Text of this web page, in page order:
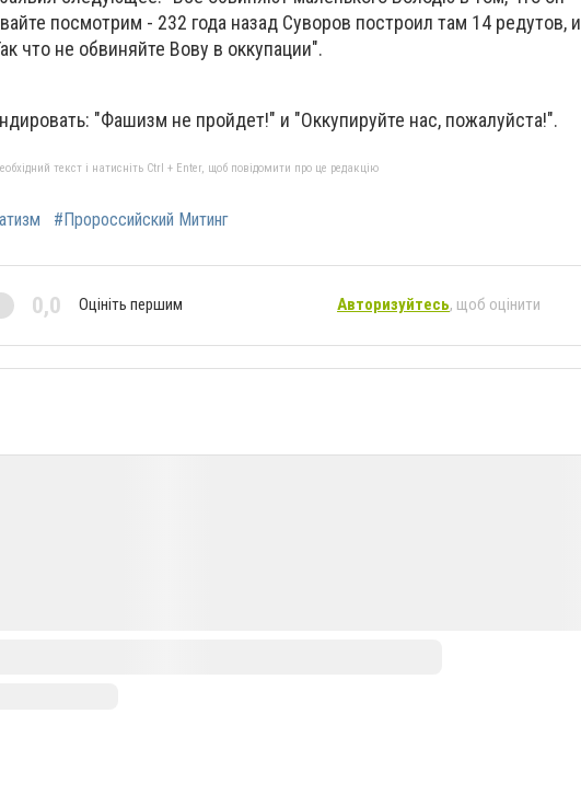
посмотрим - 232 года назад Суворов построил там 14 редутов, и
что не обвиняйте Вову в оккупации".
"Фашизм не пройдет!" и "Оккупируйте нас, пожалуйста!".
текст і натисніть Ctrl + Enter, щоб повідомити про це редакцію
#Пророссийский Митинг
0,0 Оцініть першим Авторизуйтесь, щоб оцінити